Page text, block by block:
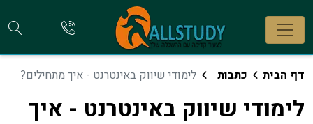
להתקשר
דף הבית כתבות לימודי שיווק באינטרנט - איך מתחילים?
לימודי שיווק באינטרנט - איך